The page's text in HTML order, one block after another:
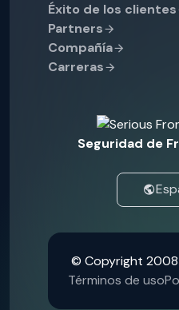
Éxito de los clientes
Partners
Compañía
Carreras
Seguridad de
© Copyright
Términos de uso